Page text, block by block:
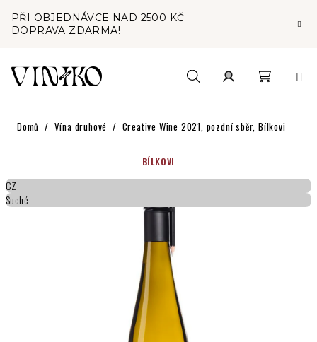
obsah
PŘI OBJEDNÁVCE NAD 2500 KČ
DOPRAVA ZDARMA!
Domů / Vína druhové / Creative Wine 2021, pozdní sběr, Bílkovi
BÍLKOVI
CZ
Suché